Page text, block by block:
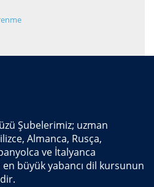
Şubelerimiz; uzman
Almanca, Rusça,
ve İtalyanca
büyük yabancı dil kursunun